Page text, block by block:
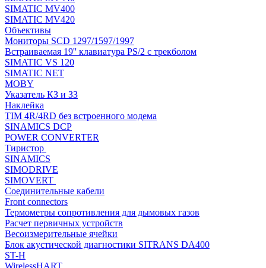
SIMATIC MV400
SIMATIC MV420
Объективы
Мониторы SCD 1297/1597/1997
Встраиваемая 19'' клавиатура PS/2 с трекболом
SIMATIC VS 120
SIMATIC NET
MOBY
Указатель КЗ и ЗЗ
Наклейка
TIM 4R/4RD без встроенного модема
SINAMICS DCP
POWER CONVERTER
Тиристор
SINAMICS
SIMODRIVE
SIMOVERT
Соединительные кабели
Front connectors
Термометры сопротивления для дымовых газов
Расчет первичных устройств
Весоизмерительные ячейки
Блок акустической диагностики SITRANS DA400
ST-H
WirelessHART